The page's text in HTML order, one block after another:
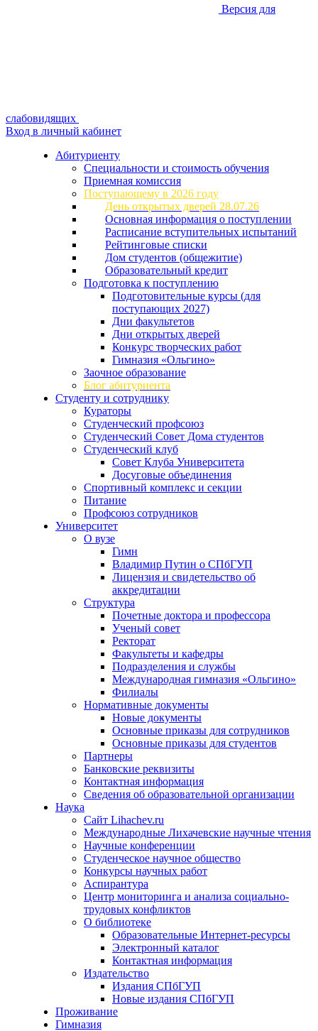
Версия для
слабовидящих
Вход в личный кабинет
Абитуриенту
Специальности и стоимость обучения
Приемная комиссия
Поступающему в 2026 году
День открытых дверей 28.07.26
Основная информация о поступлении
Расписание вступительных испытаний
Рейтинговые списки
Дом студентов (общежитие)
Образовательный кредит
Подготовка к поступлению
Подготовительные курсы (для
поступающих 2027)
Дни факультетов
Дни открытых дверей
Конкурс творческих работ
Гимназия «Ольгино»
Заочное образование
Блог абитуриента
Студенту и сотруднику
Кураторы
Студенческий профсоюз
Студенческий Совет Дома студентов
Студенческий клуб
Совет Клуба Университета
Досуговые объединения
Спортивный комплекс и секции
Питание
Профсоюз сотрудников
Университет
О вузе
Гимн
Владимир Путин о СПбГУП
Лицензия и свидетельство об
аккредитации
Структура
Почетные доктора и профессора
Ученый совет
Ректорат
Факультеты и кафедры
Подразделения и службы
Международная гимназия «Ольгино»
Филиалы
Нормативные документы
Новые документы
Основные приказы для сотрудников
Основные приказы для студентов
Партнеры
Банковские реквизиты
Контактная информация
Сведения об образовательной организации
Наука
Сайт Lihachev.ru
Международные Лихачевские научные чтения
Научные конференции
Студенческое научное общество
Конкурсы научных работ
Аспирантура
Центр мониторинга и анализа социально-
трудовых конфликтов
О библиотеке
Образовательные Интернет-ресурсы
Электронный каталог
Контактная информация
Издательство
Издания СПбГУП
Новые издания СПбГУП
Проживание
Гимназия